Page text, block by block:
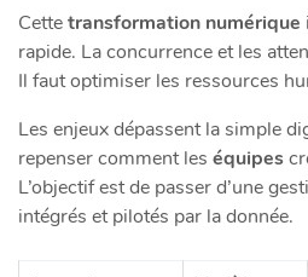
Cettetransformation numérique
rapide. La concurrence et les
Il faut optimiser les ressources
Les enjeux dépassent la simple
repenser comment les équipes
L’objectif est de passer d’une
intégrés et pilotés par la donnée.